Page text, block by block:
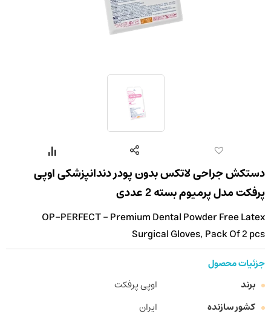
دستکش جراحی لاتکس بدون پودر دندانپزشکی اوپی
پرفکت مدل پرمیوم بسته 2 عددی
OP-PERFECT - Premium Dental Powder Free Latex
Surgical Gloves, Pack Of 2 pcs
جزئیات محصول
برند
اوپی پرفکت
کشور سازنده
ایران